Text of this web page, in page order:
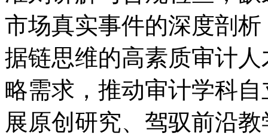
市场真实事件的深度剖
据链思维的高素质审计
略需求，推动审计学科
展原创研究、驾驭前沿